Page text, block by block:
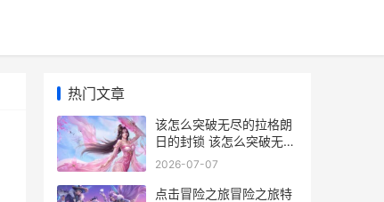
热门文章
该怎么突破无尽的拉格朗
日的封锁 该怎么突破无尽
技能
2026-07-07
点击冒险之旅冒险之旅特